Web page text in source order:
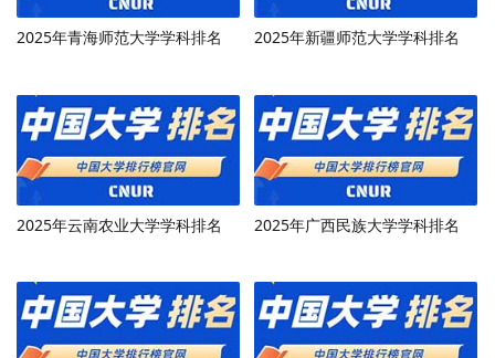
2025年青海师范大学学科排名 2025年新疆师范大学学科排名
2025年云南农业大学学科排名 2025年广西民族大学学科排名